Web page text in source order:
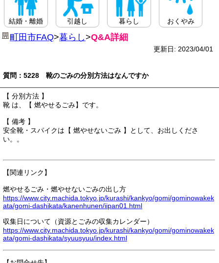
結婚・離婚 引越し 暮らし おくやみ
町田市FAQ>暮らし>Q&A詳細
更新日: 2023/04/01
質問：5228 靴のごみの分別方法はなんですか
【 分別方法 】
靴 は、【 燃やせるごみ】です。
【 備考 】
安全靴・スパイクは【 燃やせないごみ 】として、お出しくださ
い。。
【関連リンク】
燃やせるごみ・燃やせないごみの出し方
https://www.city.machida.tokyo.jp/kurashi/kankyo/gomi/gominowakek
ata/gomi-dashikata/kanenhunen/iipan01.html
収集日について（資源とごみの収集カレンダー）
https://www.city.machida.tokyo.jp/kurashi/kankyo/gomi/gominowakek
ata/gomi-dashikata/syuusyuu/index.html